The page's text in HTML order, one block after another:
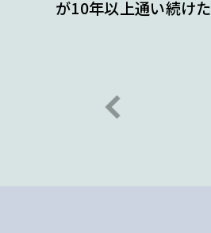
が10年以上通い続け